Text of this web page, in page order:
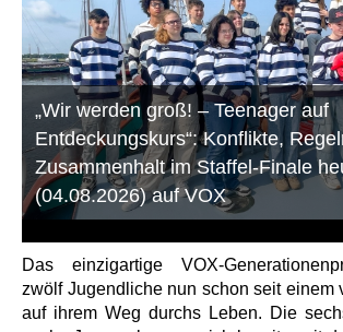
„Wir werden groß! – Teenager auf
Entdeckungskurs“: Konflikte,
Zusammenhalt im Staffel-Finale
(04.08.2026) auf VOX
Das einzigartige VOX-
zwölf Jugendliche nun schon seit einem
auf ihrem Weg durchs Leben. Die